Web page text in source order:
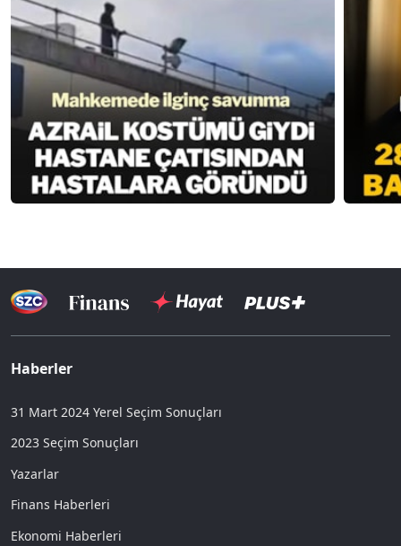
Haberler
31 Mart 2024 Yerel Seçim Sonuçları
2023 Seçim Sonuçları
Yazarlar
Finans Haberleri
Ekonomi Haberleri